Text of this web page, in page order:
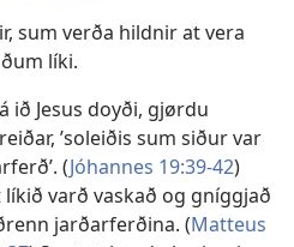
sum verða hildnir at vera
líki.
ið Jesus doyði, gjørdu
’soleiðis sum siður var
(Jóhannes 19:39-42)
varð vaskað og gníggjað
jarðarferðina. (Matteus